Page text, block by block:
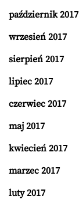
październik 2017
wrzesień 2017
sierpień 2017
lipiec 2017
czerwiec 2017
maj 2017
kwiecień 2017
marzec 2017
luty 2017